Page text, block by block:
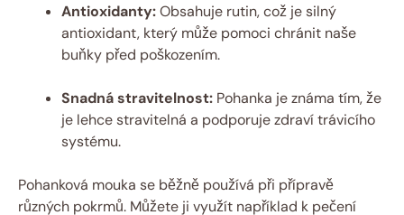
Antioxidanty:Obsahuje⁢ rutin, což je silný
antioxidant, který může ​pomoci chránit naše
buňky⁣ před poškozením.
Snadná stravitelnost: Pohanka je známa tím, že
je lehce stravitelná a podporuje zdraví trávicího
systému.
Pohanková ⁣mouka se běžně⁢ používá při přípravě
různých pokrmů. Můžete ji⁣ využít například k pečení⁣